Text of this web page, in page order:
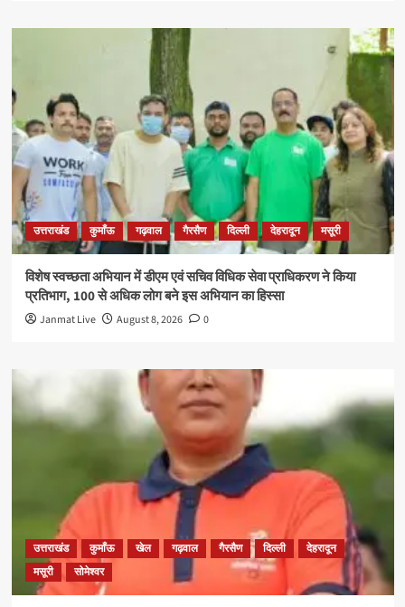
उत्तराखंड कुमाँऊ गढ़वाल गैरसैण दिल्ली देहरादून मसूरी
विशेष स्वच्छता अभियान में डीएम एवं सचिव विधिक सेवा प्राधिकरण ने किया
प्रतिभाग, 100 से अधिक लोग बने इस अभियान का हिस्सा
Janmat Live August 8, 2026 0
उत्तराखंड कुमाँऊ खेल गढ़वाल गैरसैण दिल्ली
देहरादून
मसूरी
सोमेश्वर